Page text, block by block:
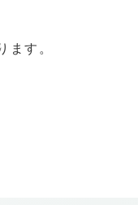
ます。